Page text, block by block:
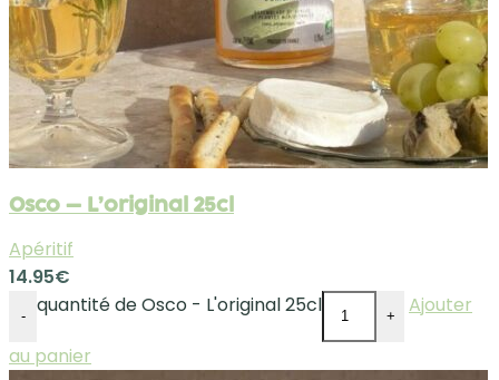
Osco – L’original 25cl
Apéritif
14.95€
- quantité de Osco - L'original 25cl +
Ajouter
au panier